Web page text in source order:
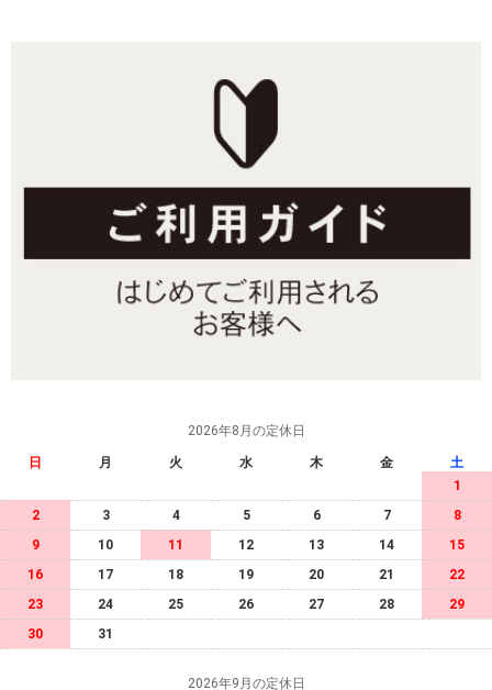
2026年8月の定休日
日 月 火 水 木 金
土
1
2
3 4 5 6 7
8
9
10 11 12 13 14
15
16
17 18 19 20 21
22
23
24 25 26 27 28
29
30
31
2026年9月の定休日